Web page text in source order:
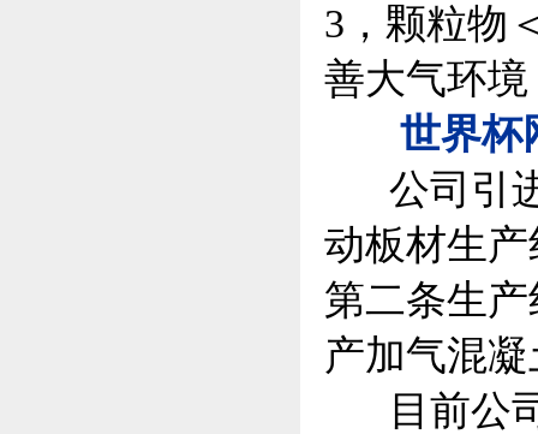
3，颗粒物
善大气环
世界杯
公司引进
动板材生
第二条生
产加气混
目前公司